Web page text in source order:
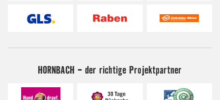
HORNBACH - der richtige Projektpartner